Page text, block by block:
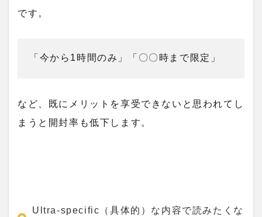
です。
「今から1時間のみ」「〇〇時まで限定」
など、既にメリットを享受できないと思われてし
まうと開封率も低下します。
Ultra-specific（具体的）な内容で読みたくな